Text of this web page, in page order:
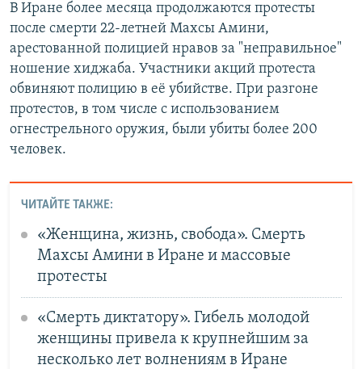
В Иране более месяца продолжаются протесты
после смерти 22-летней Махсы Амини,
арестованной полицией нравов за "неправильное"
ношение хиджаба. Участники акций протеста
обвиняют полицию в её убийстве. При разгоне
протестов, в том числе с использованием
огнестрельного оружия, были убиты более 200
человек.
ЧИТАЙТЕ ТАКЖЕ:
«Женщина, жизнь, свобода». Смерть
Махсы Амини в Иране и массовые
протесты
«Смерть диктатору». Гибель молодой
женщины привела к крупнейшим за
несколько лет волнениям в Иране